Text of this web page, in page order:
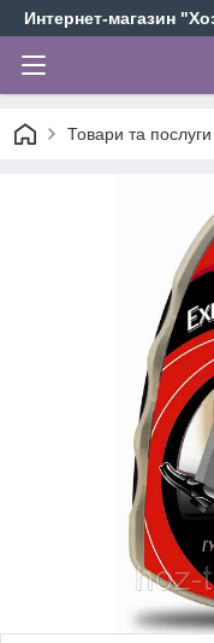
Интернет-магазин
Товари та послуги